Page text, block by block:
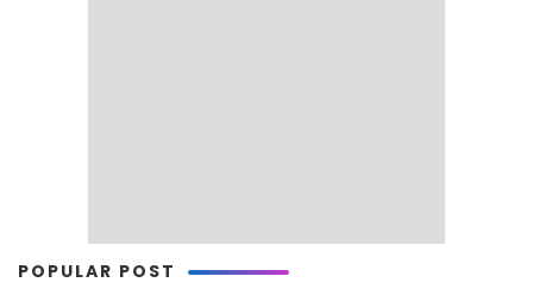
POPULAR POST